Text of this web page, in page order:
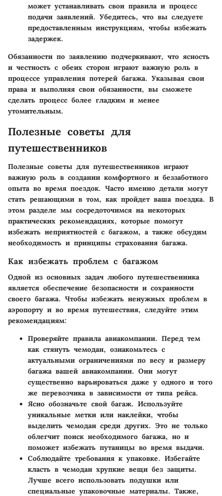
может устанавливать свои правила и процесс
подачи заявлений. Убедитесь, что вы следуете
предоставленным инструкциям, чтобы избежать
задержек.
Обязанности по заявлению подчеркивают, что ясность
и честность с обеих сторон играют важную роль в
процессе управления потерей багажа. Указывая свои
права и выполняя свои обязанности, вы сможете
сделать процесс более гладким и менее
утомительным.
Полезные советы для
путешественников
Полезные советы для путешественников играют
важную роль в создании комфортного и беззаботного
опыта во время поездок. Часто именно детали могут
стать решающими в том, как пройдет ваша поездка. В
этом разделе мы сосредоточимся на некоторых
практических рекомендациях, которые помогут
избежать неприятностей с багажом, а также обсудим
необходимость и принципы страхования багажа.
Как избежать проблем с багажом
Одной из основных задач любого путешественника
является обеспечение безопасности и сохранности
своего багажа. Чтобы избежать ненужных проблем в
аэропорту и во время путешествия, следуйте этим
рекомендациям:
Проверяйте правила авиакомпании. Перед тем
как стянуть чемодан, ознакомьтесь с
актуальными ограничениями по весу и размеру
багажа вашей авиакомпании. Они могут
существенно варьироваться даже у одного и того
же перевозчика в зависимости от типа рейса.
Ясно обозначьте свой багаж. Используйте
уникальные метки или наклейки, чтобы
выделить чемодан среди других. Это не только
облегчит поиск необходимого багажа, но и
поможет избежать путаницы во время выдачи.
Соблюдайте требования к упаковке. Избегайте
класть в чемодан хрупкие вещи без защиты.
Лучше всего использовать подушки или
специальные упаковочные материалы. Также,